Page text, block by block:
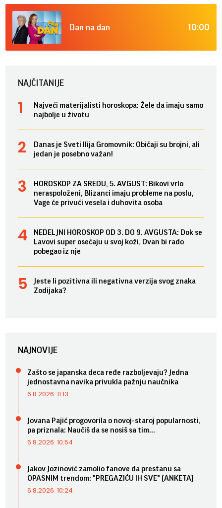
Dan na dan 10:00
NAJČITANIJE
Najveći materijalisti horoskopa: Žele da imaju samo
najbolje u životu
Danas je Sveti Ilija Gromovnik: Običaji su brojni, ali
jedan je posebno važan!
HOROSKOP ZA SREDU, 5. AVGUST: Bikovi vrlo
neraspoloženi, Blizanci imaju probleme na poslu,
Vage će privući vesela i duhovita osoba
NEDELJNI HOROSKOP OD 3. DO 9. AVGUSTA: Dok se
Lavovi super osećaju u svoj koži, Ovan bi rado
pobegao iz nje
Jeste li pozitivna ili negativna verzija svog znaka
Zodijaka?
NAJNOVIJE
Zašto se japanska deca ređe razboljevaju? Jedna
jednostavna navika privukla pažnju naučnika
6.8.2026. 11:13
Jovana Pajić progovorila o novoj-staroj popularnosti,
pa priznala: Naučiš da se nosiš sa tim...
6.8.2026. 10:54
Jakov Jozinović zamolio fanove da prestanu sa
OPASNIM trendom: "PREGAZIĆU IH SVE" (ANKETA)
6.8.2026. 10:24